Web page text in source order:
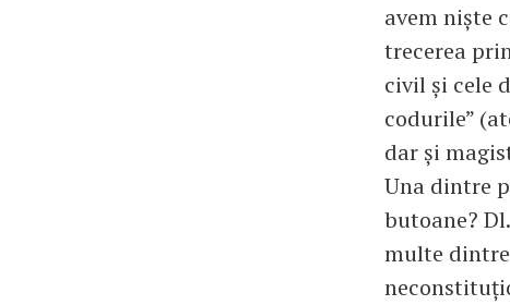
avem niște
trecerea
civil și cele
codurile”
dar și
Una dintre
butoane?
multe